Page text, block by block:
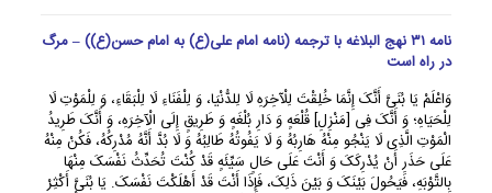
نامه ۳۱ نهج البلاغه با ترجمه (نامه امام علی(ع) به امام حسن(ع)) – مرگ
در راه است
وَاعْلَمْ یَا بُنَیَّ أَنَّکَ إِنَّمَا خُلِقْتَ لِلْآخِرَهِ لَا لِلدُّنْیَا، وَ لِلْفَنَاءِ لَا لِلْبَقَاءِ، وَ لِلْمَوْتِ لَا
لِلْحَیَاهِ؛ وَ أَنَّکَ فِی [مَنْزِلِ] قُلْعَهٍ وَ دَارِ بُلْغَهٍ وَ طَرِیقٍ إِلَى الْآخِرَهِ، وَ أَنَّکَ طَرِیدُ
الْمَوْتِ الَّذِی لَا یَنْجُو مِنْهُ هَارِبُهُ وَ لَا یَفُوتُهُ طَالِبُهُ وَ لَا بُدَّ أَنَّهُ مُدْرِکُهُ، فَکُنْ مِنْهُ
عَلَى حَذَرِ أَنْ یُدْرِکَکَ وَ أَنْتَ عَلَى حَالٍ سَیِّئَهٍ قَدْ کُنْتَ تُحَدِّثُ نَفْسَکَ مِنْهَا
بِالتَّوْبَهِ، فَیَحُولَ بَیْنَکَ وَ بَیْنَ ذَلِکَ، فَإِذَا أَنْتَ قَدْ أَهْلَکْتَ نَفْسَکَ. یَا بُنَیَّ أَکْثِرْ